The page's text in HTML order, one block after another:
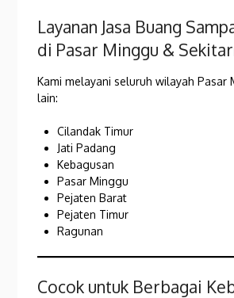
Layanan Jasa Buang
di Pasar Minggu &
Kami melayani seluruh wilayah Pasar
lain:
Cilandak Timur
Jati Padang
Kebagusan
Pasar Minggu
Pejaten Barat
Pejaten Timur
Ragunan
Cocok untuk Berbagai